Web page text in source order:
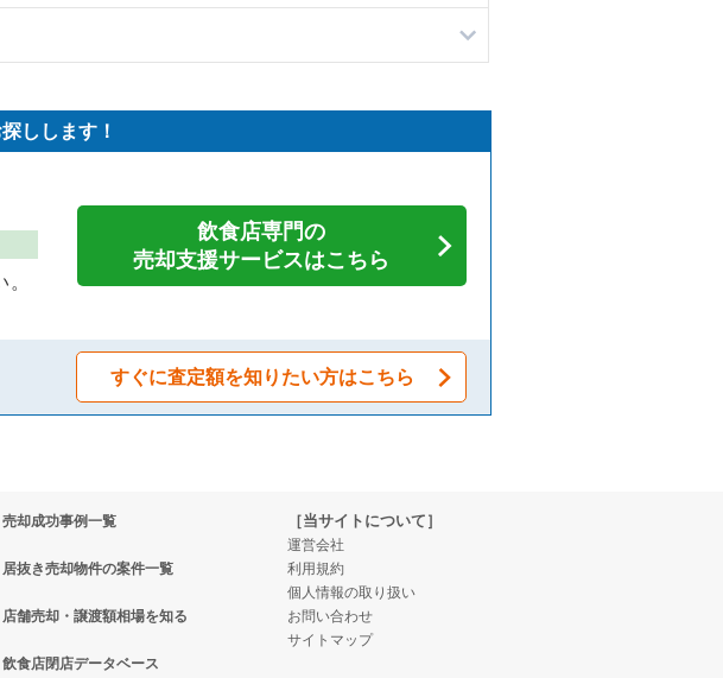
しします！
飲食店専門の
売却支援サービスはこちら
すぐに査定額を知りたい方はこちら
売却成功事例一覧
居抜き売却物件の案件一覧
店舗売却・譲渡額相場を知る
飲食店閉店データベース
［当サイトについて］
運営会社
利用規約
個人情報の取り扱い
お問い合わせ
サイトマップ